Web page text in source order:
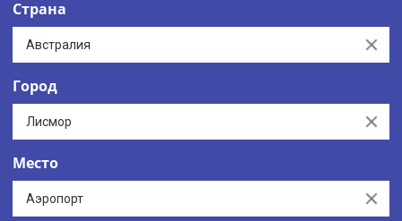
Страна
Clear
Город
Clear
Место
Clear